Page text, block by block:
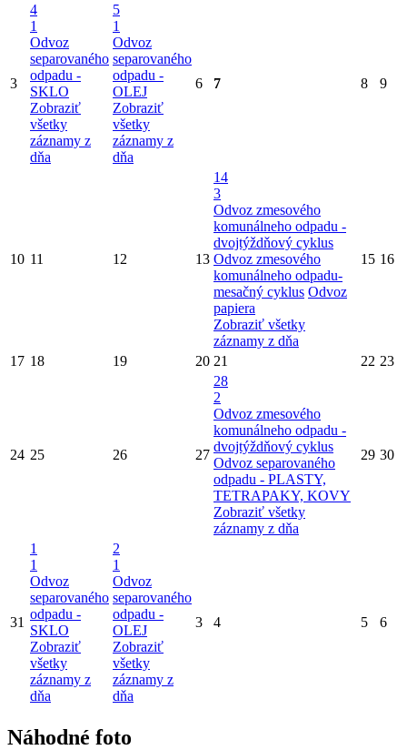
3
4
1
Odvoz
separovaného
odpadu -
SKLO
Zobraziť
všetky
záznamy z
dňa
5
1
Odvoz
separovaného
odpadu -
OLEJ
Zobraziť
všetky
záznamy z
dňa
6 7 8 9
10 11 12 13
14
3
Odvoz zmesového
komunálneho odpadu -
dvojtýždňový cyklus
Odvoz zmesového
komunálneho odpadu-
mesačný cyklus Odvoz
papiera
Zobraziť všetky
záznamy z dňa
15 16
17 18 19 20 21 22 23
24 25 26 27
28
2
Odvoz zmesového
komunálneho odpadu -
dvojtýždňový cyklus
Odvoz separovaného
odpadu - PLASTY,
TETRAPAKY, KOVY
Zobraziť všetky
záznamy z dňa
29 30
31
1
1
Odvoz
separovaného
odpadu -
SKLO
Zobraziť
všetky
záznamy z
dňa
2
1
Odvoz
separovaného
odpadu -
OLEJ
Zobraziť
všetky
záznamy z
dňa
3 4 5 6
Náhodné foto